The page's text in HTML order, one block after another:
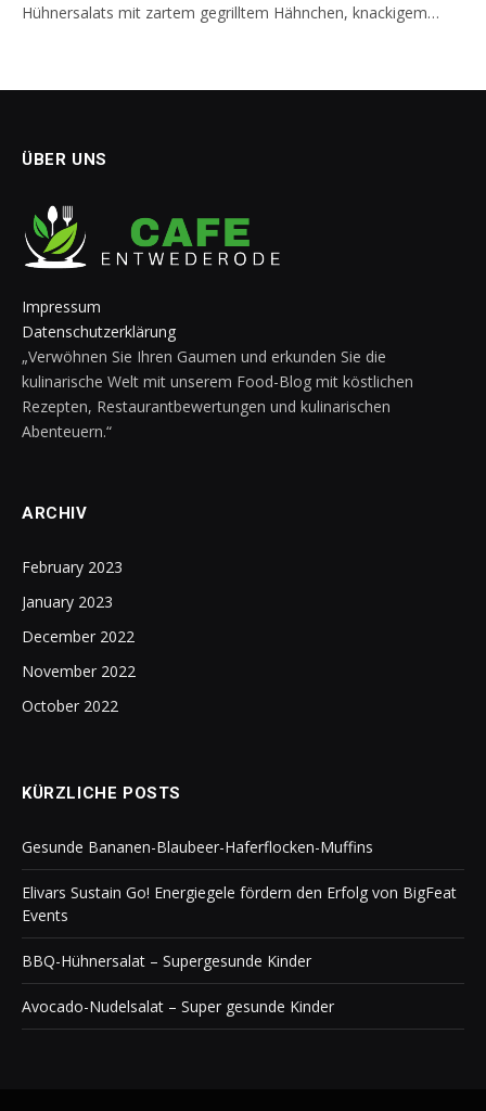
Hühnersalats mit zartem gegrilltem Hähnchen, knackigem…
ÜBER UNS
Impressum
Datenschutzerklärung
„Verwöhnen Sie Ihren Gaumen und erkunden Sie die
kulinarische Welt mit unserem Food-Blog mit köstlichen
Rezepten, Restaurantbewertungen und kulinarischen
Abenteuern.“
ARCHIV
February 2023
January 2023
December 2022
November 2022
October 2022
KÜRZLICHE POSTS
Gesunde Bananen-Blaubeer-Haferflocken-Muffins
Elivars Sustain Go! Energiegele fördern den Erfolg von BigFeat
Events
BBQ-Hühnersalat – Supergesunde Kinder
Avocado-Nudelsalat – Super gesunde Kinder